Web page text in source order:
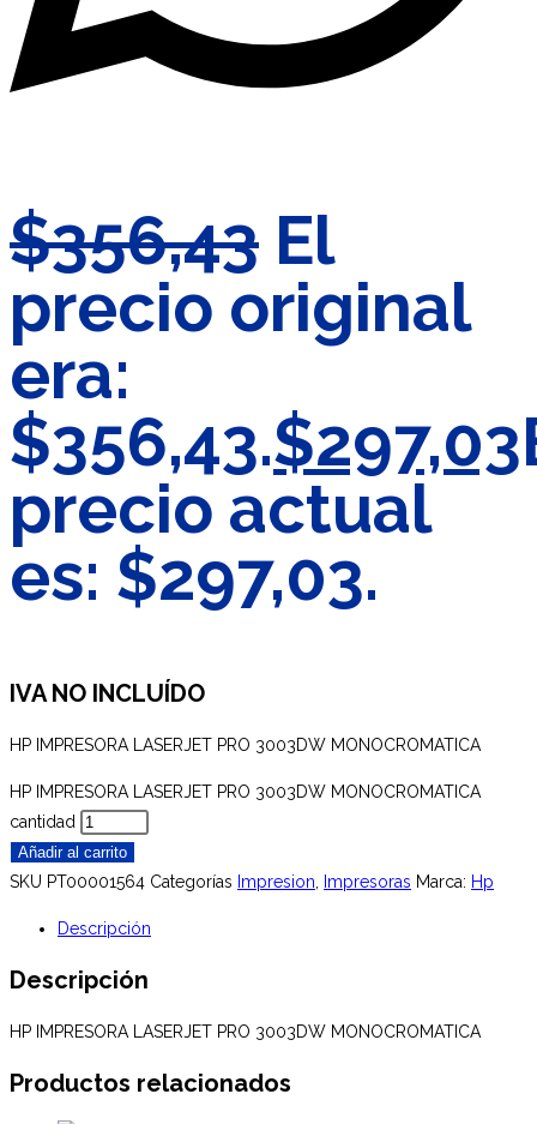
$356,43 El
precio original
era:
$356,43.$297,03
precio actual
es: $297,03.
IVA NO INCLUÍDO
HP IMPRESORA LASERJET PRO 3003DW MONOCROMATICA
HP IMPRESORA LASERJET PRO 3003DW MONOCROMATICA
cantidad
Añadir al carrito
SKU PT00001564 Categorías Impresion Impresoras Marca: Hp
Descripción
Descripción
HP IMPRESORA LASERJET PRO 3003DW MONOCROMATICA
Productos relacionados